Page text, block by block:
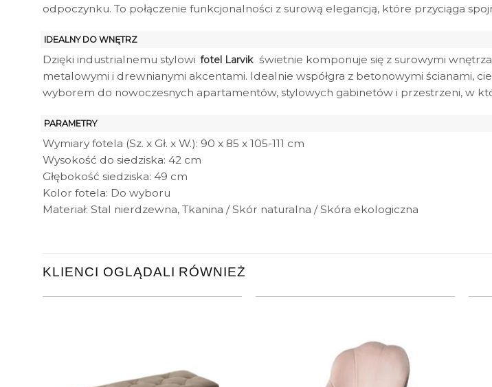
odpoczynku. To połączenie funkcjonalności z surową elegancją, które przyciąga
IDEALNY DO WNĘTRZ
Dzięki industrialnemu stylowi fotel Larvik świetnie komponuje się z surowymi
metalowymi i drewnianymi akcentami. Idealnie współgra z betonowymi ścianami,
wyborem do nowoczesnych apartamentów, stylowych gabinetów i przestrzeni, w
PARAMETRY
Wymiary fotela (Sz. x Gł. x W.): 90 x 85 x 105-111 cm
Wysokość do siedziska: 42 cm
Głębokość siedziska: 49 cm
Kolor fotela: Do wyboru
Materiał: Stal nierdzewna, Tkanina / Skór naturalna / Skóra ekologiczna
KLIENCI OGLĄDALI RÓWNIEŻ